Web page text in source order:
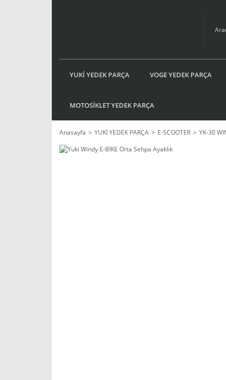
YUKİ YEDEK PARÇA VOGE YEDEK PARÇA
MOTOSİKLET YEDEK PARÇA
Anasayfa YUKİ YEDEK PARÇA E-SCOOTER YK-30